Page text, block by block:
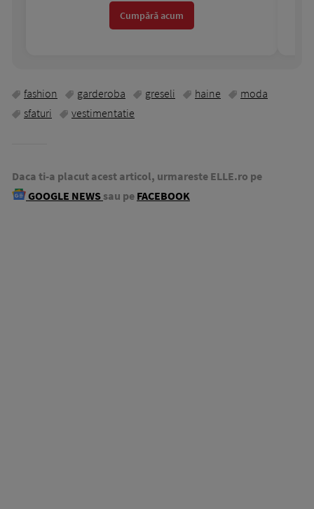
Cumpără acum
fashion garderoba greseli haine
moda
sfaturi
vestimentatie
Daca ti-a placut acest articol, urmareste ELLE.ro pe
GOOGLE NEWS sau pe FACEBOOK